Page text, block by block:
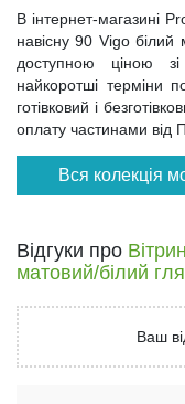
В інтернет-магазині
навісну 90 Vigo
доступною ціною
найкоротші терміни
готівковий і
оплату частинами від
Вся колекція
Відгуки про
матовий/білий
Ваш